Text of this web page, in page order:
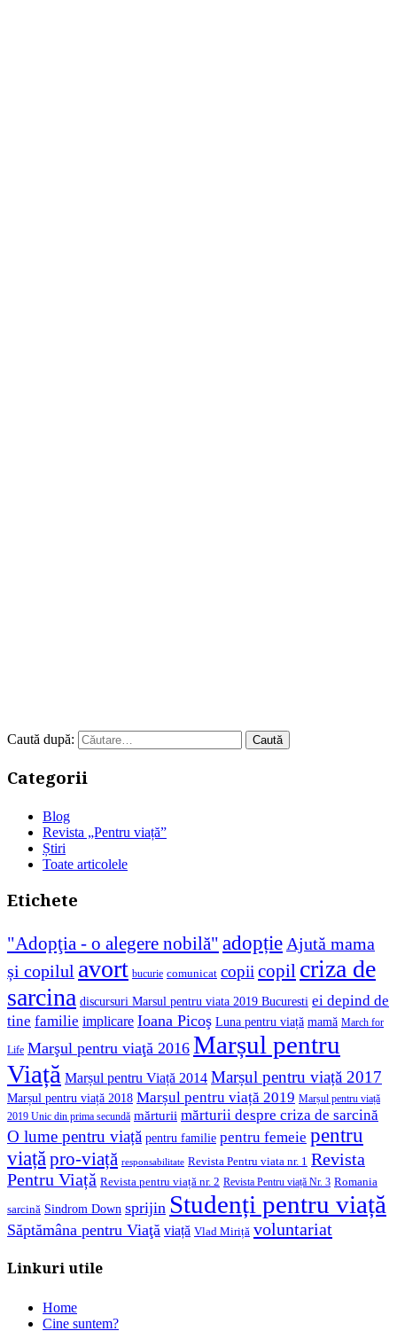
Caută după:
Categorii
Blog
Revista „Pentru viață”
Știri
Toate articolele
Etichete
"Adopţia - o alegere nobilă" adopție Ajută mama
și copilul avort bucurie comunicat copii copil criza de
sarcina discursuri Marsul pentru viata 2019 Bucuresti ei depind de
tine familie implicare Ioana Picoş Luna pentru viață mamă March for
Life Marşul pentru viaţă 2016 Marșul pentru
Viață Marșul pentru Viață 2014 Marșul pentru viață 2017
Marșul pentru viață 2018 Marșul pentru viață 2019 Marșul pentru viață
2019 Unic din prima secundă mărturii mărturii despre criza de sarcină
O lume pentru viață pentru familie pentru femeie pentru
viațăpro-viață responsabilitate Revista Pentru viata nr. 1 Revista
Pentru Viață Revista pentru viață nr. 2 Revista Pentru viață Nr. 3 Romania
sarcină Sindrom Down sprijin Studenți pentru viață
Săptămâna pentru Viaţă viață Vlad Miriță voluntariat
Linkuri utile
Home
Cine suntem?